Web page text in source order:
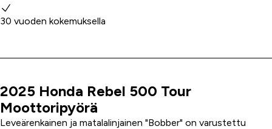
30 vuoden kokemuksella
Tuoteinfo
2025 Honda Rebel 500 Tour
Moottoripyörä
Leveärenkainen ja matalalinjainen "Bobber" on varustettu